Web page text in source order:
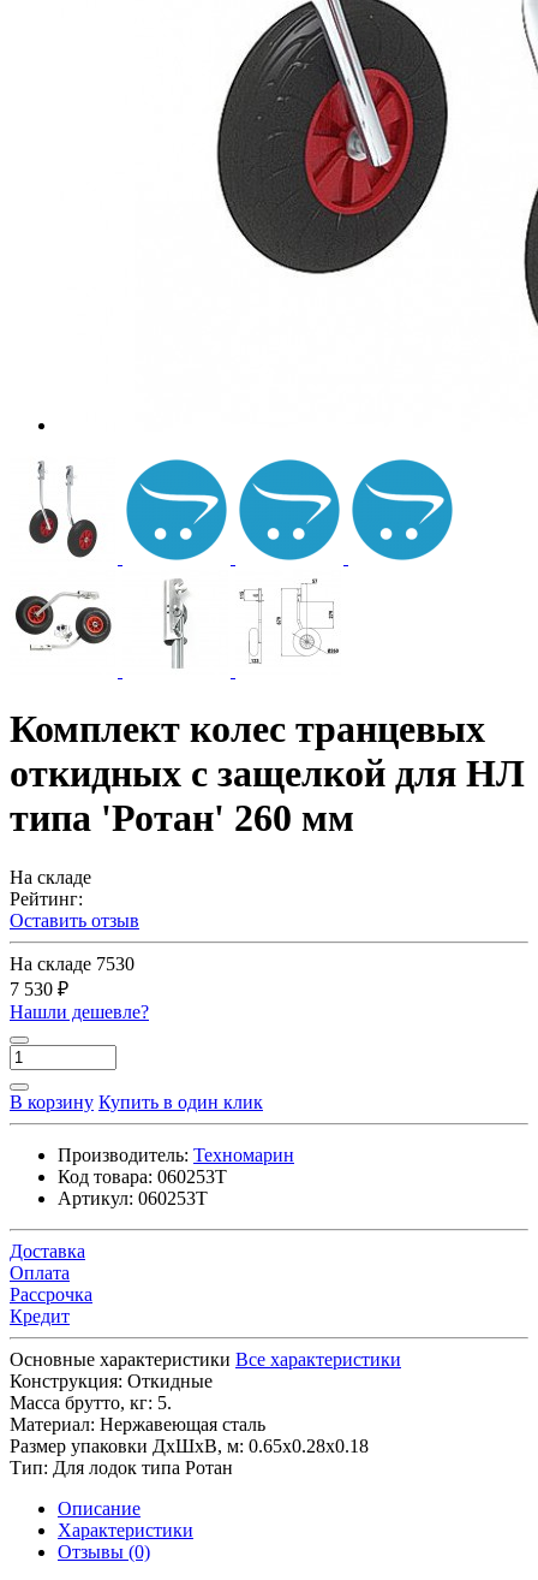
Комплект колес транцевых
откидных с защелкой для НЛ
типа 'Ротан' 260 мм
На складе
Рейтинг:
Оставить отзыв
На складе 7530
7 530 ₽
Нашли дешевле?
В корзину Купить в один клик
Производитель: Техномарин
Код товара: 060253T
Артикул: 060253T
Доставка
Оплата
Рассрочка
Кредит
Основные характеристики Все характеристики
Конструкция: Откидные
Масса брутто, кг: 5.
Материал: Нержавеющая сталь
Размер упаковки ДхШхВ, м: 0.65x0.28x0.18
Тип: Для лодок типа Ротан
Описание
Характеристики
Отзывы (0)